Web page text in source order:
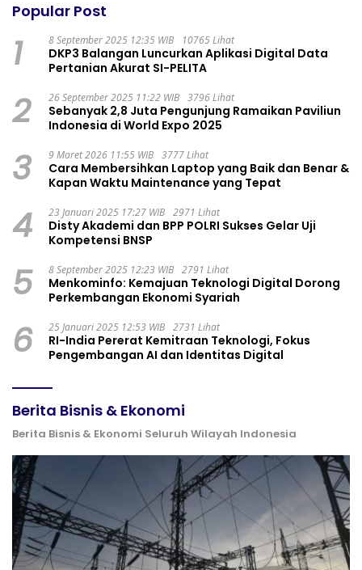
Popular Post
1 8 September 2025 12:35 WIB 10765 Lihat
DKP3 Balangan Luncurkan Aplikasi Digital Data
Pertanian Akurat SI-PELITA
2 26 September 2025 11:22 WIB 3796 Lihat
Sebanyak 2,8 Juta Pengunjung Ramaikan Paviliun
Indonesia di World Expo 2025
3 9 Maret 2026 11:55 WIB 3777 Lihat
Cara Membersihkan Laptop yang Baik dan Benar &
Kapan Waktu Maintenance yang Tepat
4 23 Januari 2025 17:27 WIB 2971 Lihat
Disty Akademi dan BPP POLRI Sukses Gelar Uji
Kompetensi BNSP
5 8 September 2025 12:23 WIB 2791 Lihat
Menkominfo: Kemajuan Teknologi Digital Dorong
Perkembangan Ekonomi Syariah
6 25 Januari 2025 12:53 WIB 2731 Lihat
RI-India Pererat Kemitraan Teknologi, Fokus
Pengembangan AI dan Identitas Digital
Berita Bisnis & Ekonomi
Berita Bisnis & Ekonomi Seluruh Wilayah Indonesia